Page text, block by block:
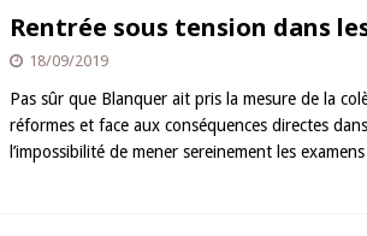
Rentrée sous tension dans
18/09/2019
Pas sûr que Blanquer ait pris la mesure de la
réformes et face aux conséquences directes
l’impossibilité de mener sereinement les